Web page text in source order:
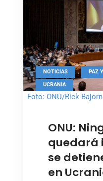
Foto: ONU/Rick
NOTICIAS , PAZ
UCRANIA
ONU:
quedará
se
en